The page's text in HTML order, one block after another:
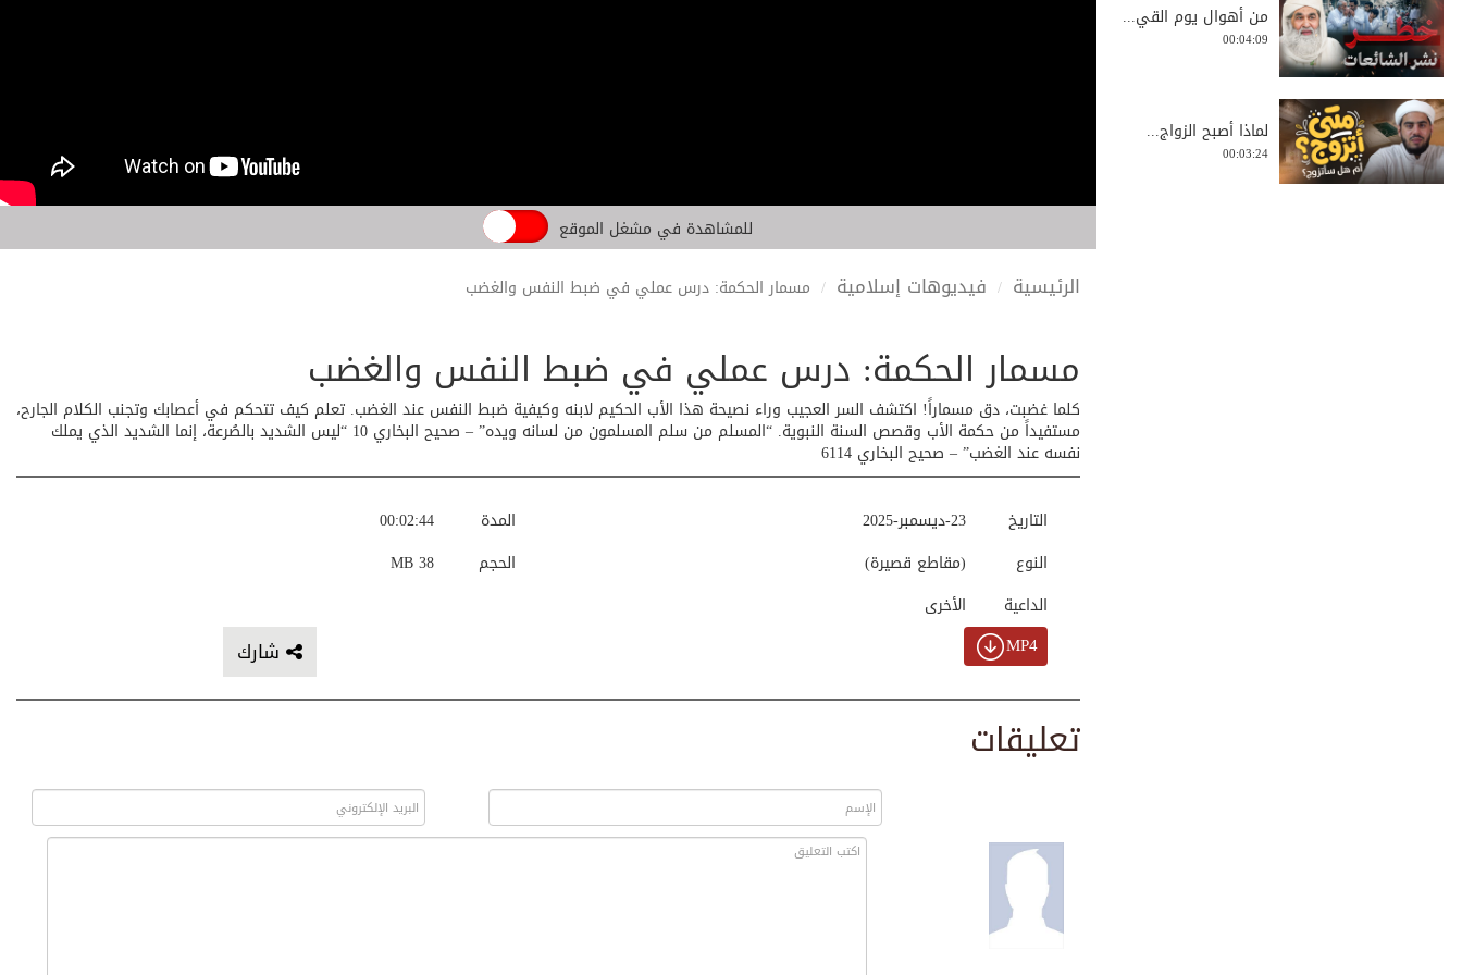
للمشاهدة في مشغل الموقع
الرئيسية فيديوهات إسلامية مسمار الحكمة: درس عملي في ضبط النفس والغضب
مسمار الحكمة: درس عملي في ضبط النفس والغضب
كلما غضبت، دق مسماراً! اكتشف السر العجيب وراء نصيحة هذا الأب الحكيم لابنه وكيفية ضبط النفس عند الغضب. تعلم كيف تتحكم في أعصابك وتجنب الكلام الجارح،
مستفيداً من حكمة الأب وقصص السنة النبوية. “المسلم من سلم المسلمون من لسانه ويده” – صحيح البخاري 10 “ليس الشديد بالصُرعة، إنما الشديد الذي يملك
نفسه عند الغضب” – صحيح البخاري 6114
00:02:44
المدة
38 MB
الحجم
23-ديسمبر-2025
التاريخ
(مقاطع قصيرة)
النوع
الأخرى
الداعية
شارك MP4
تعليقات
من أهوال يوم القي...
00:04:09
لماذا أصبح الزواج...
00:03:24